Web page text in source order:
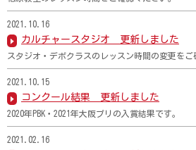
2021.10.16
カルチャースタジオ 更新しました
スタジオ・デポクラスのレッスン時間の変更をご
2021.10.15
コンクール結果 更新しました
2020年PBK・2021年大阪プリの入賞結果です。
2021.02.16